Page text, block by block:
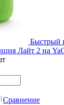
Быстрый
Лайт 2 на
Сравнение